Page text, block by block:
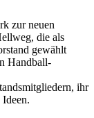
zur neuen
die als
gewählt
Handball-
ihr
Ideen.